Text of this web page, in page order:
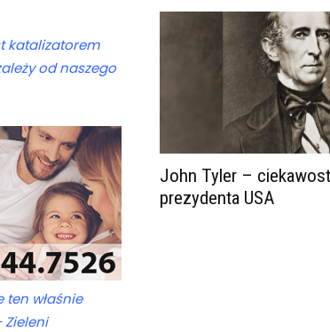
katalizatorem
od naszego
ten właśnie
John Tyler –
prezydenta USA